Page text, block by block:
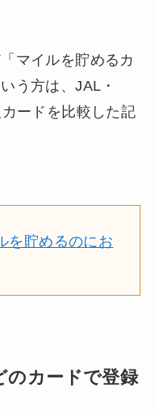
マイルを貯めるカ
う方は、JAL・
ードを比較した記
を貯めるのにお
のカードで登録